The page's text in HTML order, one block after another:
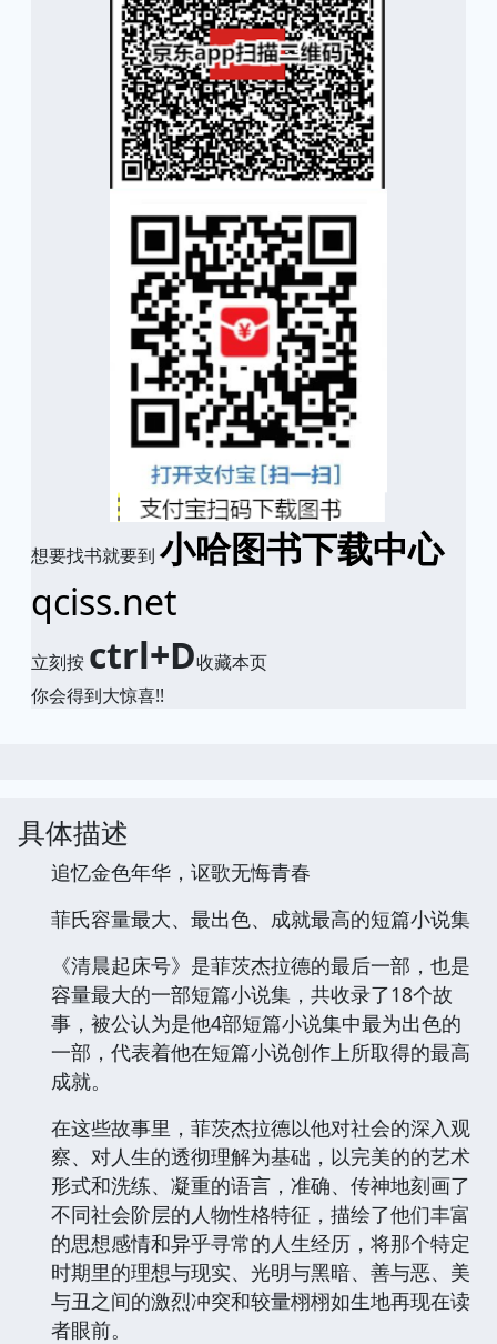
想要找书就要到 小哈图书下载中心
qciss.net
立刻按 ctrl+D收藏本页
你会得到大惊喜!!
具体描述
追忆金色年华，讴歌无悔青春
菲氏容量最大、最出色、成就最高的短篇小说集
《清晨起床号》是菲茨杰拉德的最后一部，也是
容量最大的一部短篇小说集，共收录了18个故
事，被公认为是他4部短篇小说集中最为出色的
一部，代表着他在短篇小说创作上所取得的最高
成就。
在这些故事里，菲茨杰拉德以他对社会的深入观
察、对人生的透彻理解为基础，以完美的的艺术
形式和洗练、凝重的语言，准确、传神地刻画了
不同社会阶层的人物性格特征，描绘了他们丰富
的思想感情和异乎寻常的人生经历，将那个特定
时期里的理想与现实、光明与黑暗、善与恶、美
与丑之间的激烈冲突和较量栩栩如生地再现在读
者眼前。